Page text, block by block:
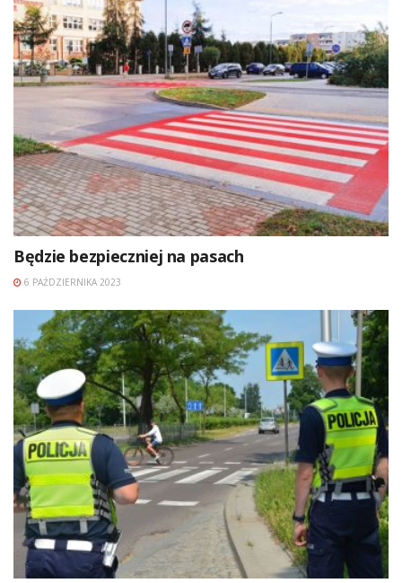
Będzie bezpieczniej na pasach
6 PAŹDZIERNIKA 2023